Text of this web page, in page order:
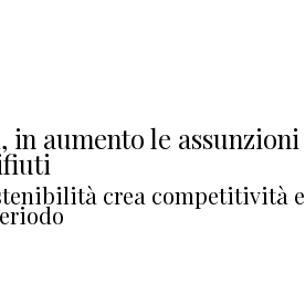
in aumento le assunzioni
crea competitività e